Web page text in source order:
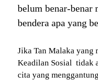
belum benar-
bendera apa yang
Jika Tan Malaka yang
Keadilan Sosial tidak
cita yang